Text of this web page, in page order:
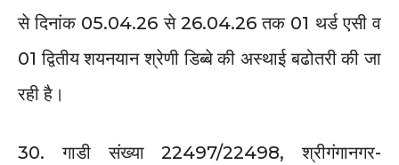
से दिनांक 05.04.26 से 26.04.26 तक 01 थर्ड एसी व
01 द्वितीय शयनयान श्रेणी डिब्बे की अस्थाई बढोतरी की जा
रही है।
30. गाडी संख्या 22497/22498, श्रीगंगानगर-